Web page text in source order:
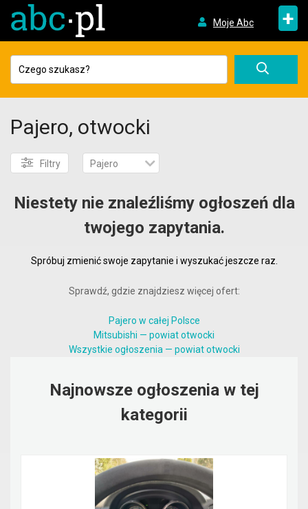
Moje Abc +
Pajero, otwocki
Filtry Pajero
Niestety nie znaleźliśmy ogłoszeń dla
twojego zapytania.
Spróbuj zmienić swoje zapytanie i wyszukać jeszcze raz.
Sprawdź, gdzie znajdziesz więcej ofert:
Pajero w całej Polsce
Mitsubishi — powiat otwocki
Wszystkie ogłoszenia — powiat otwocki
Najnowsze ogłoszenia w tej
kategorii